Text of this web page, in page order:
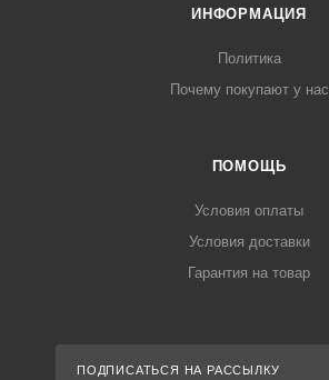
ИНФОРМАЦИЯ
Политика
Почему покупают у нас
ПОМОЩЬ
Условия оплаты
Условия доставки
Гарантия на товар
ПОДПИСАТЬСЯ НА РАССЫЛКУ